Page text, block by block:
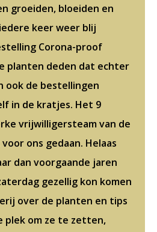
groeiden, bloeiden en
keer weer blij
Corona-proof
planten deden dat echter
ook de bestellingen
in de kratjes. Het 9
vrijwilligersteam van de
ons gedaan. Helaas
dan voorgaande jaren
gezellig kon komen
over de planten en tips
plek om ze te zetten,